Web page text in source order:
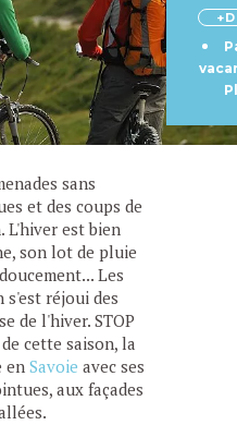
sans
et des coups de
L'hiver est bien
son lot de pluie
Les
s'est réjoui des
de l'hiver. STOP
cette saison, la
enSavoie avec ses
aux façades